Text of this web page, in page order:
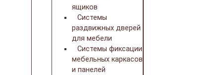
ящиков
Системы
раздвижных дверей
для мебели
Системы фиксации
мебельных каркасов
и панелей